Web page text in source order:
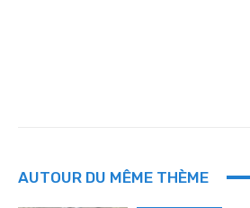
AUTOUR DU MÊME THÈME